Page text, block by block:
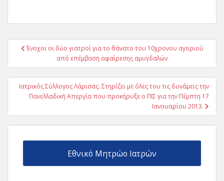
Πλοήγηση
Ένοχοι οι δύο γιατροί για το θάνατο του 10χρονου αγοριού
από επέμβαση αφαίρεσης αμυγδαλών
Ιατρικός Σύλλογος Λάρισας. Στηρίζει με όλες του τις δυνάμεις την
Πανελλαδική Απεργία που προκήρυξε ο ΠΙΣ για την Πέμπτη 17
Ιανουαρίου 2013.
Εθνικό Μητρώο Ιατρών